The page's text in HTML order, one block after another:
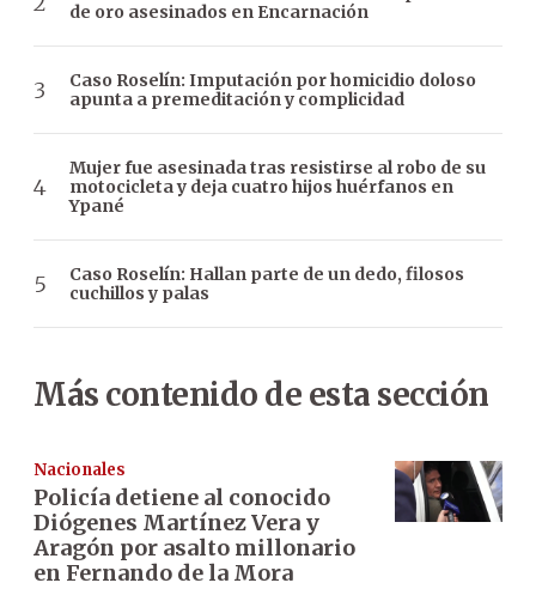
de oro asesinados en Encarnación
Caso Roselín: Imputación por homicidio doloso
apunta a premeditación y complicidad
Mujer fue asesinada tras resistirse al robo de su
motocicleta y deja cuatro hijos huérfanos en
Ypané
Caso Roselín: Hallan parte de un dedo, filosos
cuchillos y palas
Más contenido de esta sección
Nacionales
Policía detiene al conocido
Diógenes Martínez Vera y
Aragón por asalto millonario
en Fernando de la Mora